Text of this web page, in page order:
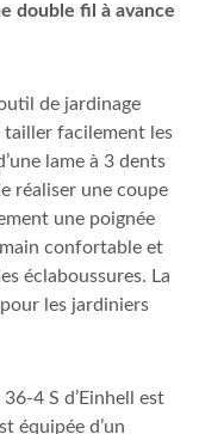
double fil à avance
de jardinage
facilement les
lame à 3 dents
réaliser une coupe
une poignée
confortable et
éclaboussures. La
les jardiniers
4 S d’Einhell est
équipée d’un